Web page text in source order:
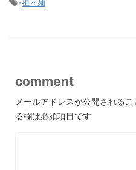
-担々麺
comment
メールアドレスが公開されるこ
る欄は必須項目です